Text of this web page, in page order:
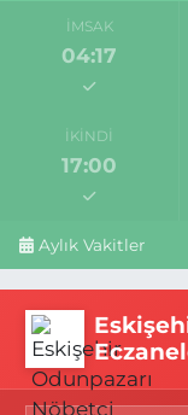
İMSAK
04:17
İKINDI
17:00
Aylık Vakitler